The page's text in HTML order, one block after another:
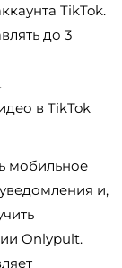
TikTok.
до 3
в TikTok
мобильное
и,
Onlypult.